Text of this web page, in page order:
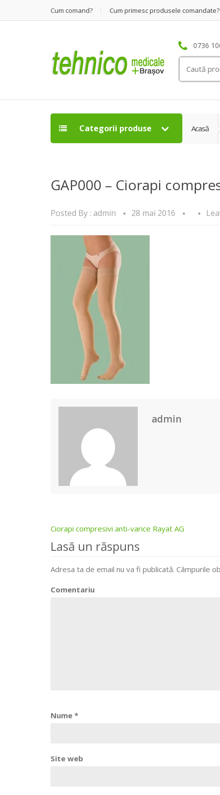
Cum comand? Cum primesc produsele comandate?
0736
for:
Categorii produse Acasă
GAP000 – Ciorapi
Posted By : admin 28 mai 2016
admin
Post
navigation
Ciorapi compresivi anti-varice Rayat AG
Lasă un răspuns
Adresa ta de email nu va fi publicată. Câmpurile
Comentariu
Nume *
Site web